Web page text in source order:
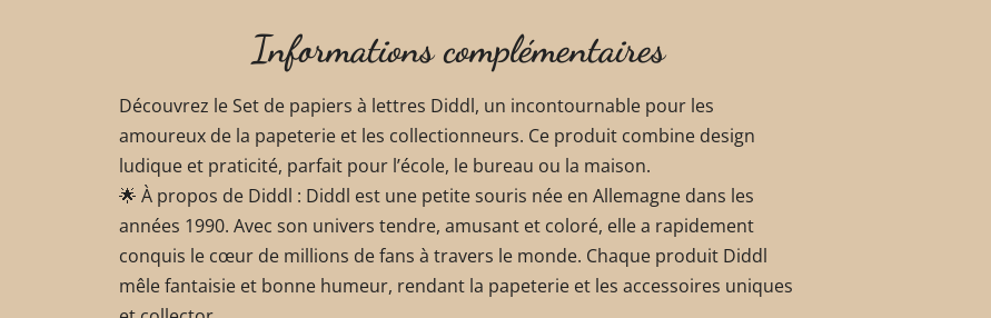
Informations complémentaires
Découvrez le Set de papiers à lettres Diddl, un incontournable pour les
amoureux de la papeterie et les collectionneurs. Ce produit combine design
ludique et praticité, parfait pour l’école, le bureau ou la maison.
🌟 À propos de Diddl : Diddl est une petite souris née en Allemagne dans les
années 1990. Avec son univers tendre, amusant et coloré, elle a rapidement
conquis le cœur de millions de fans à travers le monde. Chaque produit Diddl
mêle fantaisie et bonne humeur, rendant la papeterie et les accessoires uniques